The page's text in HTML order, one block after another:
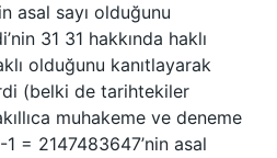
asal sayı olduğunu
31 31 hakkında haklı
olduğunu kanıtlayarak
(belki de tarihtekiler
muhakeme ve deneme
= 2147483647’nin asal